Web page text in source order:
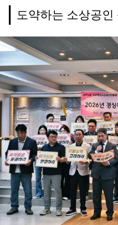
도약하는 소상공인